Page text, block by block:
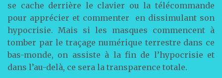
se cache derrière le clavier ou la télécommande
pour apprécier et commenter en dissimulant son
hypocrisie. Mais si les masques commencent à
tomber par le traçage numérique terrestre dans ce
bas-monde, on assiste à la fin de l’hypocrisie et
dans l’au-delà, ce sera la transparence totale.